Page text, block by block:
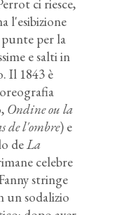
ci riesce,
l'esibizione
per la
e salti in
Il 1843 è
Ondine ou la
de l'ombre) e
deLa
celebre
stringe
un sodalizio